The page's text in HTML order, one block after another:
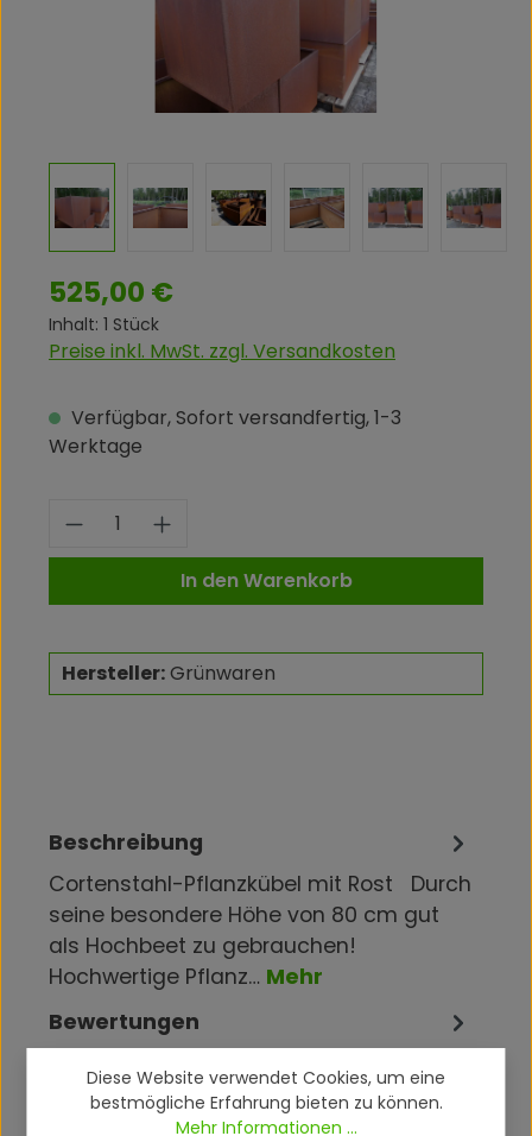
Regulärer Preis:
525,00 €
Inhalt: 1 Stück
Preise inkl. MwSt. zzgl. Versandkosten
Verfügbar, Sofort versandfertig, 1-3
Werktage
Produkt Anzahl: Gib den
In den Warenkorb
Hersteller:Grünwaren
Beschreibung
Cortenstahl-Pflanzkübel mit Rost Durch
seine besondere Höhe von 80 cm gut
als Hochbeet zu gebrauchen!
Hochwertige Pflanz… Mehr
Bewertungen
Diese Website verwendet Cookies, um eine
bestmögliche Erfahrung bieten zu können.
Mehr Informationen ...